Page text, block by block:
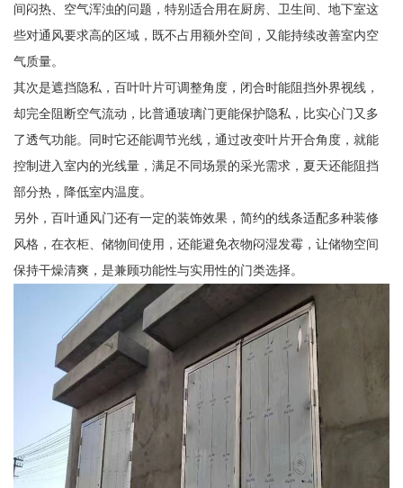
间闷热、空气浑浊的问题，特别适合用在厨房、卫生间、地下室这
些对通风要求高的区域，既不占用额外空间，又能持续改善室内空
气质量。
其次是遮挡隐私，百叶叶片可调整角度，闭合时能阻挡外界视线，
却完全阻断空气流动，比普通玻璃门更能保护隐私，比实心门又多
了透气功能。同时它还能调节光线，通过改变叶片开合角度，就能
控制进入室内的光线量，满足不同场景的采光需求，夏天还能阻挡
部分热，降低室内温度。
另外，百叶通风门还有一定的装饰效果，简约的线条适配多种装修
风格，在衣柜、储物间使用，还能避免衣物闷湿发霉，让储物空间
保持干燥清爽，是兼顾功能性与实用性的门类选择。